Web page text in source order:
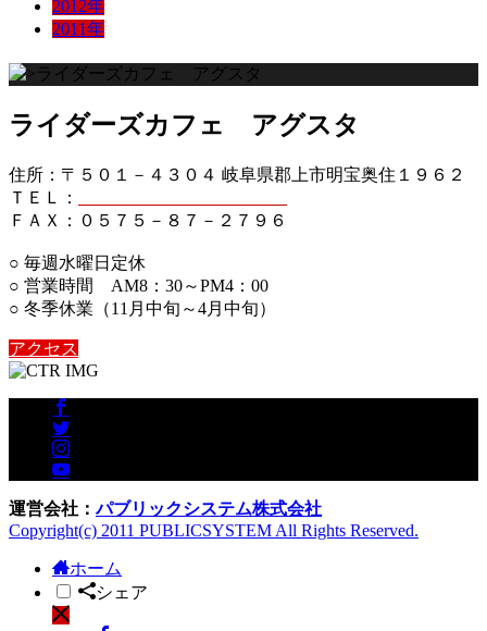
2012年
2011年
ライダーズカフェ アグスタ
住所：〒５０１－４３０４ 岐阜県郡上市明宝奥住１９６２
ＴＥＬ：
ＦＡＸ：０５７５－８７－２７９６
○ 毎週水曜日定休
○ 営業時間 AM8：30～PM4：00
○ 冬季休業（11月中旬～4月中旬）
アクセス
運営会社：パブリックシステム株式会社
Copyright(c) 2011 PUBLICSYSTEM All Rights Reserved.
ホーム
シェア